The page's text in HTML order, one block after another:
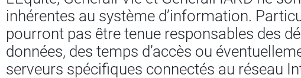
inhérentes au système d’information.
pourront pas être tenue responsables des
données, des temps d’accès ou
serveurs spécifiques connectés au réseau